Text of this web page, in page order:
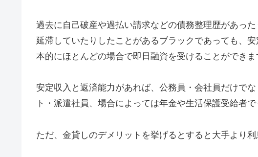
過去に自己破産や過払い請求などの債務整理歴があっ
延滞していたりしたことがあるブラックであっても、
本的にほとんどの場合で即日融資を受けることができま
安定収入と返済能力があれば、公務員・会社員だけで
ト・派遣社員、場合によっては年金や生活保護受給者
ただ、金貸しのデメリットを挙げるとすると大手より利